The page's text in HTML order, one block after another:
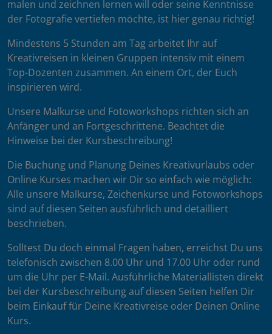
malen und zeichnen lernen will oder seine Kenntnisse
der Fotografie vertiefen möchte, ist hier genau richtig!
Mindestens 5 Stunden am Tag arbeitet Ihr auf
Kreativreisen in kleinen Gruppen intensiv mit einem
Top-Dozenten zusammen. An einem Ort, der Euch
inspirieren wird.
Unsere Malkurse und Fotoworkshops richten sich an
Anfänger und an Fortgeschrittene. Beachtet die
Hinweise bei der Kursbeschreibung!
Die Buchung und Planung Deines Kreativurlaubs oder
Online Kurses machen wir Dir so einfach wie möglich:
Alle unsere Malkurse, Zeichenkurse und Fotoworkshops
sind auf diesen Seiten ausführlich und detailliert
beschrieben.
Solltest Du doch einmal Fragen haben, erreichst Du uns
telefonisch zwischen 8.00 Uhr und 17.00 Uhr oder rund
um die Uhr per E-Mail. Ausführliche Materiallisten direkt
bei der Kursbeschreibung auf diesen Seiten helfen Dir
beim Einkauf für Deine Kreativreise oder Deinen Online
Kurs.